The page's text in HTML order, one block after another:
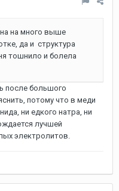
на много выше
да и структура
тошнило и болела
после большого
потому что в меди
ни едкого натра, ни
лучшей
электролитов.